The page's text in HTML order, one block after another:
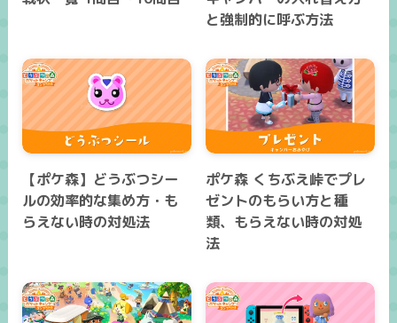
と強制的に呼ぶ方法
【ポケ森】どうぶつシー
ルの効率的な集め方・も
らえない時の対処法
ポケ森 くちぶえ峠でプレ
ゼントのもらい方と種
類、もらえない時の対処
法